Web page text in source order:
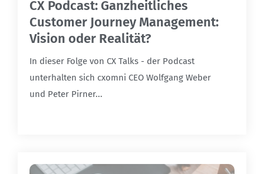
CX Podcast: Ganzheitliches
Customer Journey Management:
Vision oder Realität?
In dieser Folge von CX Talks - der Podcast
unterhalten sich cxomni CEO Wolfgang Weber
und Peter Pirner...